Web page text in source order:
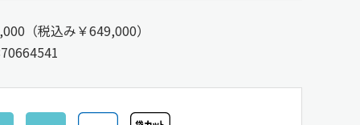
（税込み￥649,000）